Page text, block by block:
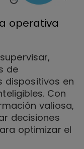
operativa
de
dispositivos en
Con
valiosa,
decisiones
optimizar el